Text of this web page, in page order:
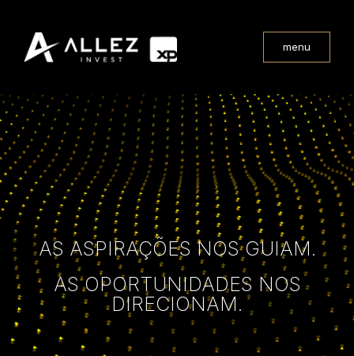
menu
AS ASPIRAÇÕES NOS GUIAM.
AS OPORTUNIDADES NOS
DIRECIONAM.